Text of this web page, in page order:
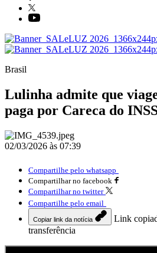
Brasil
Lulinha admite que
paga por Careca do
02/03/2026 às 07:39
Compartilhe pelo whatsapp
Compartilhar no facebook
Compartilhar no twitter
Compartilhe pelo email
Copiar link da notícia
Link
transferência